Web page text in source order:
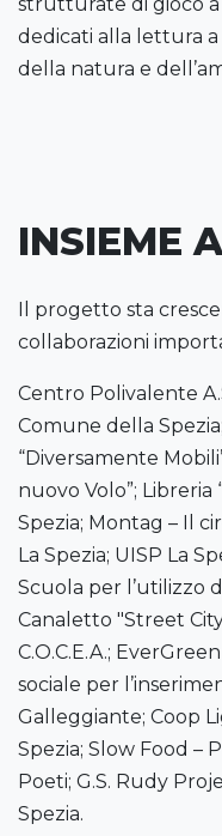
strutturate di gioco
dedicati alla lettura
della natura e
INSIEME
Il progetto sta
collaborazioni
Centro Polivalente
Comune della
“Diversamente
nuovo Volo”; Libreria
Spezia; Montag – Il
La Spezia; UISP La
Scuola per l’utilizzo
Canaletto "Street
C.O.C.E.A.;
sociale per
Galleggiante; Coop
Spezia; Slow Food –
Poeti; G.S. Rudy
Spezia.